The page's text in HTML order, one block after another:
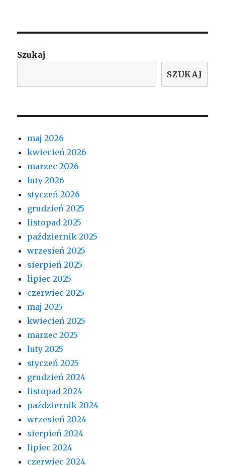
Szukaj
SZUKAJ
maj 2026
kwiecień 2026
marzec 2026
luty 2026
styczeń 2026
grudzień 2025
listopad 2025
październik 2025
wrzesień 2025
sierpień 2025
lipiec 2025
czerwiec 2025
maj 2025
kwiecień 2025
marzec 2025
luty 2025
styczeń 2025
grudzień 2024
listopad 2024
październik 2024
wrzesień 2024
sierpień 2024
lipiec 2024
czerwiec 2024